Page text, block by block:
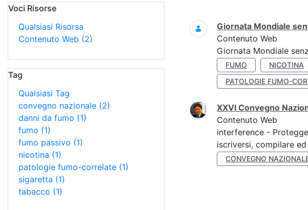
Voci Risorse
Qualsiasi Risorsa
Contenuto Web (2)
Tag
Qualsiasi Tag
convegno nazionale (2)
danni da fumo (1)
fumo (1)
fumo passivo (1)
nicotina (1)
patologie fumo-correlate (1)
sigaretta (1)
tabacco (1)
Ricerca
Giornata Mondiale
Contenuto Web
Giornata Mondiale
FUMO NICOTINA
PATOLOGIE FUMO-
XXVI Convegno
Contenuto Web
interference -
iscriversi, compilare
CONVEGNO